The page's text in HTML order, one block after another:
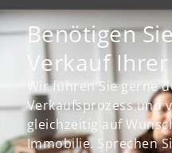
Benötigen
Verkauf
Wir führen Sie gerne
Verkaufsprozess und
gleichzeitig auf
Immobilie. Sprechen